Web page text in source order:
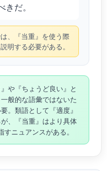
きだ。
、『当重』を使う際
明する必要がある。
や『ちょうど良い』と
般的な語彙ではないた
。類語として『適度』
、『当重』はより具体
ニュアンスがある。